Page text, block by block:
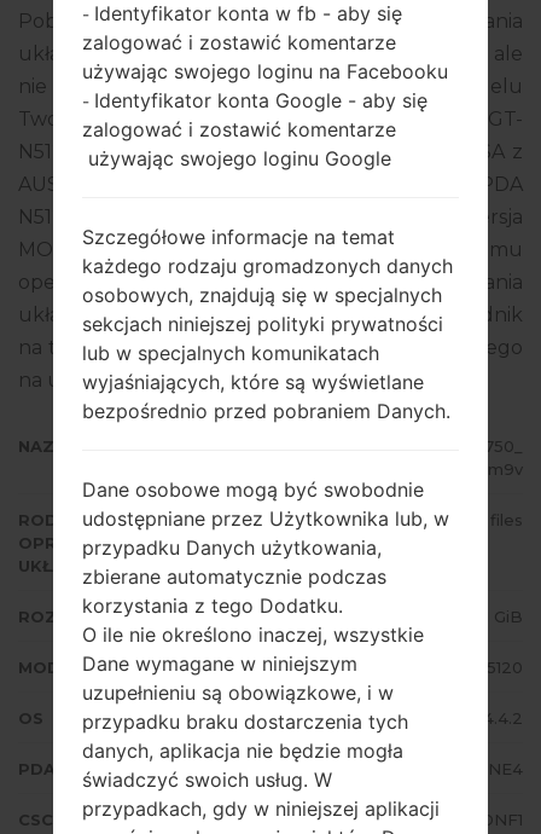
Pobierz najnowszą aktualizację oprogramowania
układowego dla Samsung Galaxy Note 8.0 LTE, ale
nie zapomnij sprawdzić, czy numer modelu
Twojego smartfona odpowiada wskazanemu GT-
N5120. Kod oprogramowania układowego to XSA z
AUSTRALIA. Produkt jest dostarczany z wersją PDA
N5120XXDNE4, wersja CSC N5120XSADNF1, wersja
MODEM N5120XXDNE4. Wersja systemu
operacyjnego danego oprogramowania
układowego to Android KitKat 4.4.2. Pełny poradnik
na temat flashowania oprogramowania układowego
na urządzeniach Samsung tutaj
NAZWA PLIKU
GT-N5120_XSA_1_20140627102750_
lzocuxam9v
RODZAJ
OPROGRAMOWANIA
UKŁADOWEGO
4 files
ROZMIAR PLIKU 1.61 GiB
MODEL Samsung GT-N5120
OS Android KitKat 4.4.2
PDA/AP WERSJA N5120XXDNE4
CSC WERSJA N5120XSADNF1
- Identyfikator konta w fb - aby się
zalogować i zostawić komentarze
używając swojego loginu na Facebooku
- Identyfikator konta Google - aby się
zalogować i zostawić komentarze
używając swojego loginu Google
Szczegółowe informacje na temat
każdego rodzaju gromadzonych danych
osobowych, znajdują się w specjalnych
sekcjach niniejszej polityki prywatności
lub w specjalnych komunikatach
wyjaśniających, które są wyświetlane
bezpośrednio przed pobraniem Danych.
Dane osobowe mogą być swobodnie
udostępniane przez Użytkownika lub, w
przypadku Danych użytkowania,
zbierane automatycznie podczas
korzystania z tego Dodatku.
O ile nie określono inaczej, wszystkie
Dane wymagane w niniejszym
uzupełnieniu są obowiązkowe, i w
przypadku braku dostarczenia tych
danych, aplikacja nie będzie mogła
świadczyć swoich usług. W
przypadkach, gdy w niniejszej aplikacji